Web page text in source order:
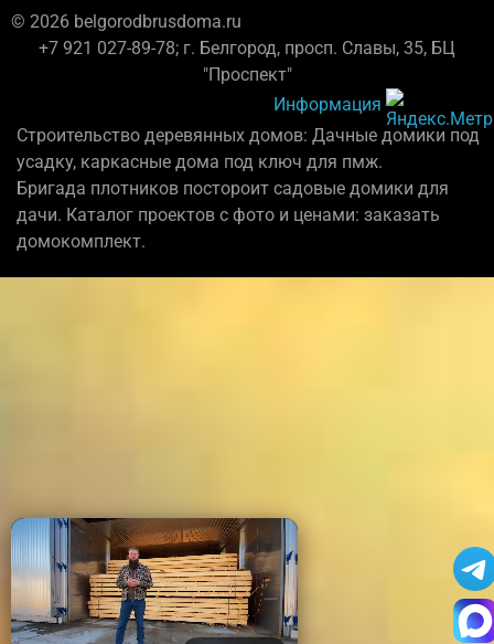
© 2026 belgorodbrusdoma.ru
+7 921 027-89-78; г. Белгород, просп. Славы, 35, БЦ
"Проспект"
Информация
Строительство деревянных домов: Дачные домики под
усадку, каркасные дома под ключ для пмж.
Бригада плотников постороит садовые домики для
дачи. Каталог проектов с фото и ценами: заказать
домокомплект.